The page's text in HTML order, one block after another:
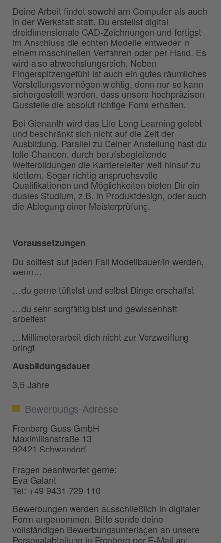
Deine Arbeit findet sowohl am Computer als auch
in der Werkstatt statt. Du erstellst digital
dreidimensionale CAD-Zeichnungen und fertigst
im Anschluss die echten Modelle entweder in
einem maschinellen Verfahren oder per Hand. Es
wird also abwechslungsreich. Neben
Fingerspitzengefühl ist auch ein gutes räumliches
Vorstellungsvermögen wichtig, denn nur so kann
sichergestellt werden, dass unsere hochpräzisen
Gussteile die absolut richtige Form erhalten.
Bei Gienanth wird das Life Long Learning gelebt
und beschränkt sich nicht auf die Zeit der
Ausbildung. Parallel zu Deiner Anstellung hast du
tolle Chancen, durch berufsbegleitende
Weiterbildungen die Karriereleiter weit hinauf zu
klettern. Sogar richtig anspruchsvolle
Qualifikationen und Möglichkeiten bieten Dir ein
duales Studium, z.B. in Produktdesign, oder auch
die Ablegung einer Meisterprüfung.
Voraussetzungen
Du solltest auf jeden Fall Modellbauer/in werden,
wenn…
…du gerne tüftelst und selbst Dinge erschaffst
…du sehr sorgfältig bist und gewissenhaft
arbeitest
…Millimeterarbeit dich nicht zur Verzweiflung
bringt
Ausbildungsdauer
3,5 Jahre
Bewerbungs-Adresse
Fronberg Guss GmbH
Maximilianstraße 13
92421 Schwandorf
Fragen beantwortet gerne:
Eva Galant
Tel: +49 9431 729 110
Bewerbungen werden ausschließlich in digitaler
Form angenommen. Bitte sende deine
vollständigen Bewerbungsunterlagen an unsere
Personalabteilung in Fronberg per E-Mail an: